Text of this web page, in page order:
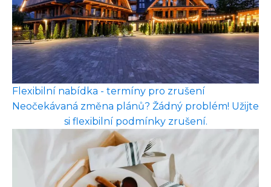
Flexibilní nabídka - termíny pro zrušení
Neočekávaná změna plánů? Žádný problém! Užijte
si flexibilní podmínky zrušení.